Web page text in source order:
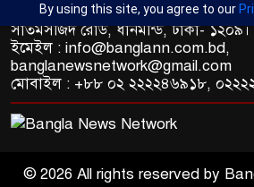
অফিস : রুপায়ন জেড. আর প্লাজা (৯তলা),
সাতমসজিদ রোড, ধানমন্ডি, ঢাকা- ১২০৯।
ইমেইল : info@banglann.com.bd,
banglanewsnetwork@gmail.com
মোবাইল : +৮৮ ০২ ২২২২৪৬৯১৮,
© 2026 All rights reserved by
By using this site, you agree to our